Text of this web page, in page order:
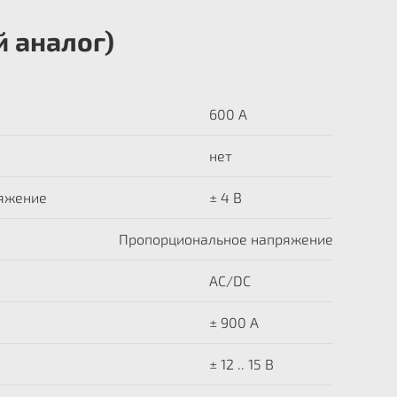
аналог)
600 А
нет
± 4 В
Пропорциональное напряжение
AC/DC
± 900 A
± 12 .. 15 В